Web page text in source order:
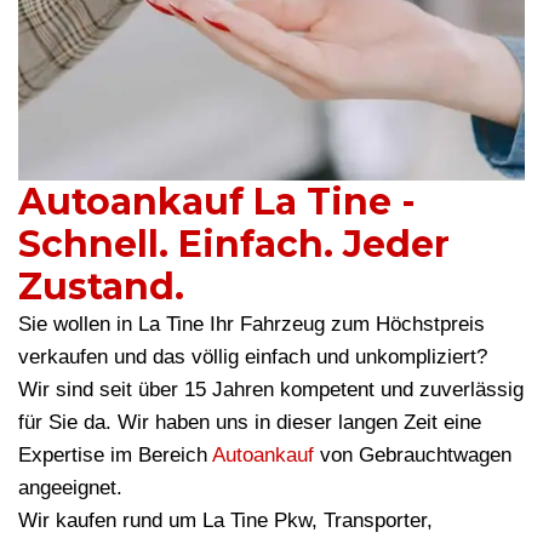
Autoankauf La Tine -
Schnell. Einfach. Jeder
Zustand.
Sie wollen in La Tine Ihr Fahrzeug zum Höchstpreis
verkaufen und das völlig einfach und unkompliziert?
Wir sind seit über 15 Jahren kompetent und zuverlässig
für Sie da. Wir haben uns in dieser langen Zeit eine
Expertise im Bereich Autoankauf von Gebrauchtwagen
angeeignet.
Wir kaufen rund um La Tine Pkw, Transporter,